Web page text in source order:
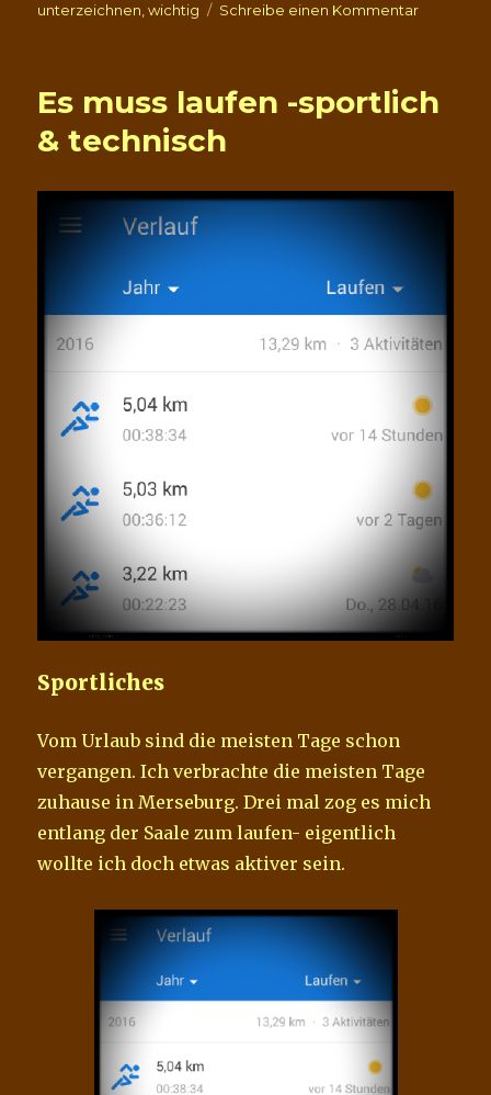
unterzeichnen ,wichtig Schreibe einen Kommentarzu
Erhalt
Riveufer
Es muss laufen -sportlich
& technisch
Sportliches
Vom Urlaub sind die meisten Tage schon
vergangen. Ich verbrachte die meisten Tage
zuhause in Merseburg. Drei mal zog es mich
entlang der Saale zum laufen- eigentlich
wollte ich doch etwas aktiver sein.